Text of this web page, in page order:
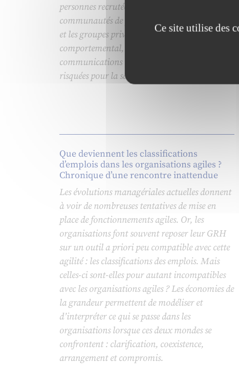
personnes recrutées, ainsi que pour les
communautés de pratique autour de hashtags
et les groupes privés de changement
comportemental, ou pour contrer des
communications relatives au soin de soi mais
risquées pour la santé.
Que deviennent les classifications
d’emplois dans les organisations agiles ?
Chronique d’une rencontre inattendue
Les évolutions managériales actuelles donnent
à voir de nombreuses tentatives de mise en
place de fonctionnements agiles. Or, les
organisations font souvent reposer leur GRH
sur un outil a priori peu compatible avec cette
agilité : les classifications des emplois. Mais
celles-ci sont-elles pour autant incompatibles
avec les organisations agiles ? Les économies de
la grandeur permettent de modéliser et
d’interpréter ce qui se passe dans les
organisations lorsque ces deux mondes se
confrontent : clarification, coexistence,
arrangement et compromis.
Ce site utilise des